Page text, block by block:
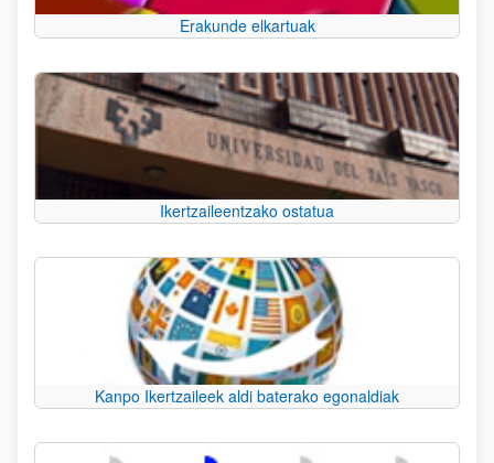
Erakunde elkartuak
Ikertzaileentzako ostatua
Kanpo Ikertzaileek aldi baterako egonaldiak